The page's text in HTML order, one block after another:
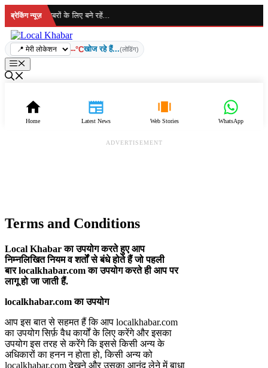
Skip
to
content
ब्रेकिंग न्यूज़
है... ताज़ा खबरों के लिए बने रहें...
--°Cखोज रहे हैं...(लोडिंग)
Menu
Home Latest News Web Stories WhatsApp
ADVERTISEMENT
Terms and Conditions
Local Khabarका उपयोग करते हुए आप
निम्नलिखित नियम व शर्तों से बंधे होते हैं जो पहली
बारlocalkhabar.comका उपयोग करते ही आप पर
लागू हो जा जाती हैं.
localkhabar.comका उपयोग
आप इस बात से सहमत हैं कि आप localkhabar.com
का उपयोग सिर्फ़ वैध कार्यों के लिए करेंगे और इसका
उपयोग इस तरह से करेंगे कि इससे किसी अन्य के
अधिकारों का हनन न होता हो, किसी अन्य को
localkhabar.com देखने और उसका आनंद लेने में बाधा